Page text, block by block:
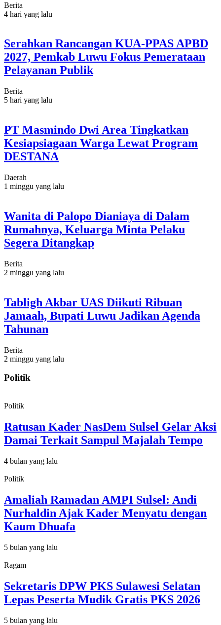
Berita
4 hari yang lalu
Serahkan Rancangan KUA-PPAS APBD
2027, Pemkab Luwu Fokus Pemerataan
Pelayanan Publik
Berita
5 hari yang lalu
PT Masmindo Dwi Area Tingkatkan
Kesiapsiagaan Warga Lewat Program
DESTANA
Daerah
1 minggu yang lalu
Wanita di Palopo Dianiaya di Dalam
Rumahnya, Keluarga Minta Pelaku
Segera Ditangkap
Berita
2 minggu yang lalu
Tabligh Akbar UAS Diikuti Ribuan
Jamaah, Bupati Luwu Jadikan Agenda
Tahunan
Berita
2 minggu yang lalu
Politik
Politik
Ratusan Kader NasDem Sulsel Gelar Aksi
Damai Terkait Sampul Majalah Tempo
4 bulan yang lalu
Politik
Amaliah Ramadan AMPI Sulsel: Andi
Nurhaldin Ajak Kader Menyatu dengan
Kaum Dhuafa
5 bulan yang lalu
Ragam
Sekretaris DPW PKS Sulawesi Selatan
Lepas Peserta Mudik Gratis PKS 2026
5 bulan yang lalu